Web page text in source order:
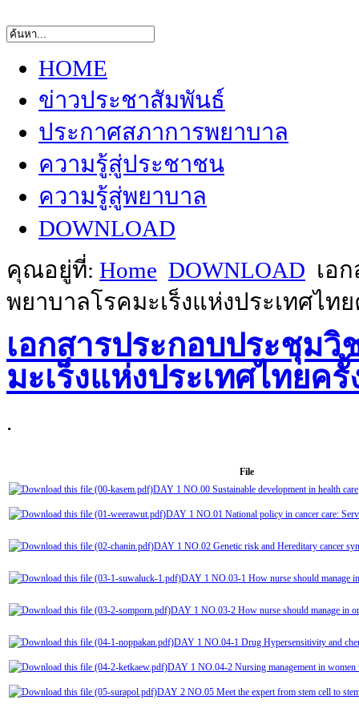
HOME
ข่าวประชาสัมพันธ์
ประกาศสภาการพยาบาล
ความรู้สู่ประชาชน
ความรู้สู่พยาบาล
DOWNLOAD
คุณอยู่ที่: Home DOWNLOAD เอ
พยาบาลโรคมะเร็งแห่งประเทศไท
เอกสารประกอบประชุม
มะเร็งแห่งประเทศไทยครั้
.
File
DAY 1 NO.00 Sustainable development in health care
DAY 1 NO.01 National policy in cancer care:
DAY 1 NO.02 Genetic risk and Hereditary cancer
DAY 1 NO.03-1 How nurse should manage
DAY 1 NO.03-2 How nurse should manage in
DAY 1 NO.04-1 Drug Hypersensitivity and
DAY 1 NO.04-2 Nursing management in women
DAY 2 NO.05 Meet the expert from stem cell to